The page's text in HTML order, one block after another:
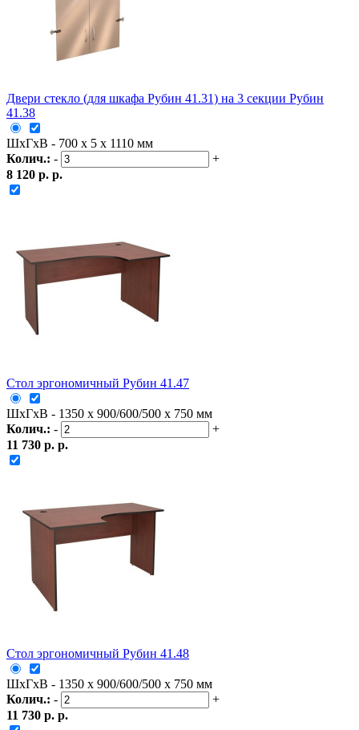
Двери стекло (для шкафа Рубин 41.31) на 3 секции Рубин
41.38
ШxГxВ - 700 x 5 x 1110 мм
Колич.: -
+
8 120 р. р.
Стол эргономичный Рубин 41.47
ШxГxВ - 1350 x 900/600/500 x 750 мм
Колич.: -
+
11 730 р. р.
Стол эргономичный Рубин 41.48
ШxГxВ - 1350 x 900/600/500 x 750 мм
Колич.: -
+
11 730 р. р.